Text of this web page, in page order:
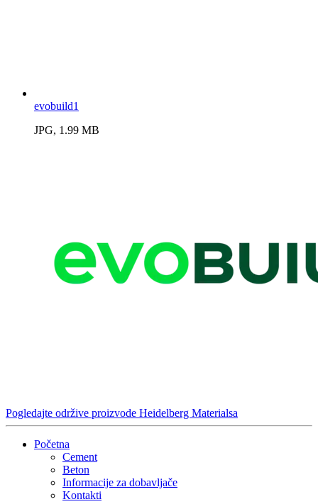
evobuild1
JPG, 1.99 MB
Pogledajte održive proizvode Heidelberg Materialsa
Početna
Cement
Beton
Informacije za dobavljače
Kontakti